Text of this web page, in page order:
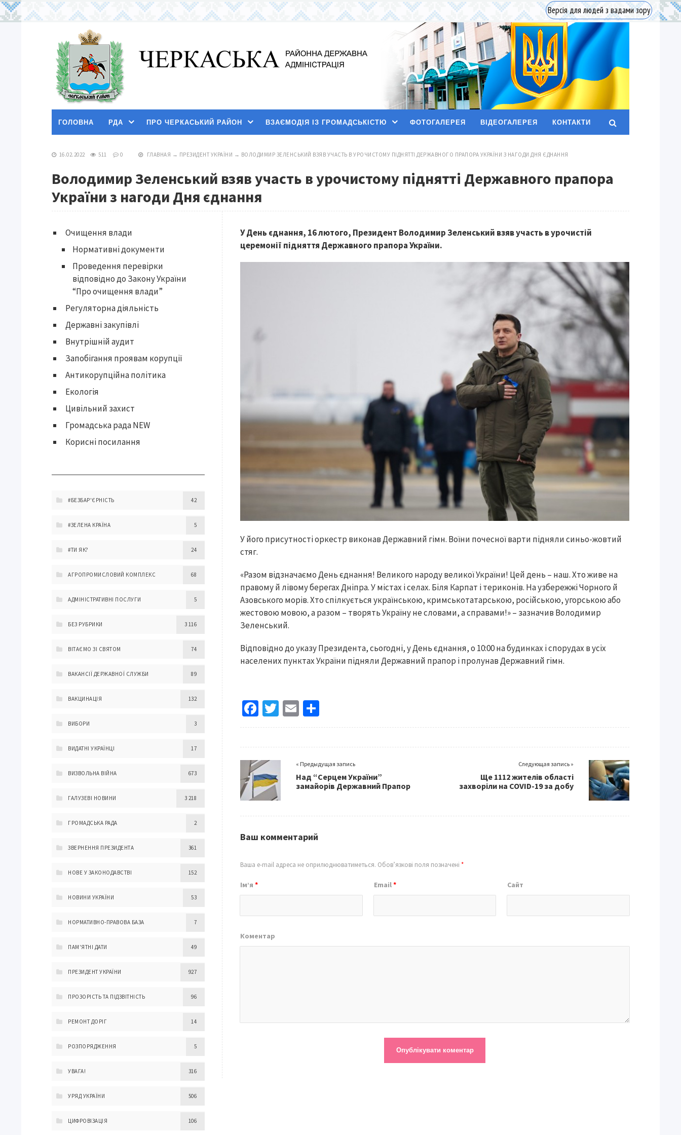
Версія для людей з вадами зору
ГОЛОВНА РДА ПРО ЧЕРКАСЬКИЙ РАЙОН ВЗАЄМОДІЯ ІЗ ГРОМАДСЬКІСТЮ ФОТОГАЛЕРЕЯ ВІДЕОГАЛЕРЕЯ КОНТАКТИ
16.02.2022 511 0 ГЛАВНАЯ → ПРЕЗИДЕНТ УКРАЇНИ → ВОЛОДИМИР ЗЕЛЕНСЬКИЙ ВЗЯВ УЧАСТЬ В УРОЧИСТОМУ ПІДНЯТТІ ДЕРЖАВНОГО ПРАПОРА УКРАЇНИ З НАГОДИ ДНЯ ЄДНАННЯ
Володимир Зеленський взяв участь в урочистому піднятті Державного прапора
України з нагоди Дня єднання
У День єднання, 16 лютого, Президент Володимир Зеленський взяв участь в урочистій
церемонії підняття Державного прапора України.
У його присутності оркестр виконав Державний гімн. Воїни почесної варти підняли синьо-жовтий
стяг.
«Разом відзначаємо День єднання! Великого народу великої України! Цей день – наш. Хто живе на
правому й лівому берегах Дніпра. У містах і селах. Біля Карпат і териконів. На узбережжі Чорного й
Азовського морів. Хто спілкується українською, кримськотатарською, російською, угорською або
жестовою мовою, а разом – творять Україну не словами, а справами!» – зазначив Володимир
Зеленський.
Відповідно до указу Президента, сьогодні, у День єднання, о 10:00 на будинках і спорудах в усіх
населених пунктах України підняли Державний прапор і пролунав Державний гімн.
Fa
ce
o
o
k
T
wi
er
E
m
l
h
« Предыдущая запись
Над “Серцем України”
замайорів Державний Прапор
Следующая запись »
Ще 1112 жителів області
захворіли на COVID-19 за добу
Ваш комментарий
Ваша e-mail адреса не оприлюднюватиметься. Обов’язкові поля позначені*
Ім’я* Email* Сайт
Коментар
Очищення влади
Нормативні документи
Проведення перевірки
відповідно до Закону України
“Про очищення влади”
Регуляторна діяльність
Державні закупівлі
Внутрішній аудит
Запобігання проявам корупції
Антикорупційна політика
Екологія
Цивільний захист
Громадська рада NEW
Корисні посилання
#БЕЗБАР'ЄРНІСТЬ 42
#ЗЕЛЕНА КРАЇНА 5
#ТИ ЯК? 24
АГРОПРОМИСЛОВИЙ КОМПЛЕКС 68
АДМІНІСТРАТИВНІ ПОСЛУГИ 5
БЕЗ РУБРИКИ 3 116
ВІТАЄМО ЗІ СВЯТОМ 74
ВАКАНСІЇ ДЕРЖАВНОЇ СЛУЖБИ 89
ВАКЦИНАЦІЯ 132
ВИБОРИ 3
ВИДАТНІ УКРАЇНЦІ 17
ВИЗВОЛЬНА ВІЙНА 673
ГАЛУЗЕВІ НОВИНИ 3 218
ГРОМАДСЬКА РАДА 2
ЗВЕРНЕННЯ ПРЕЗИДЕНТА 361
НОВЕ У ЗАКОНОДАВСТВІ 152
НОВИНИ УКРАЇНИ 53
НОРМАТИВНО-ПРАВОВА БАЗА 7
ПАМ'ЯТНІ ДАТИ 49
ПРЕЗИДЕНТ УКРАЇНИ 927
ПРОЗОРІСТЬ ТА ПІДЗВІТНІСТЬ 96
РЕМОНТ ДОРІГ 14
РОЗПОРЯДЖЕННЯ 5
УВАГА! 316
УРЯД УКРАЇНИ 506
ЦИФРОВІЗАЦІЯ 106